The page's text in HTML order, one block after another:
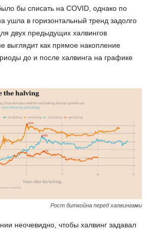
бы списать на COVID, однако по
ушла в горизонтальный тренд задолго
двух предыдущих халвингов
выглядит как прямое накопление
до и после халвинга на графике
Рост биткойна перед халвингами
неочевидно, чтобы халвинг задавал